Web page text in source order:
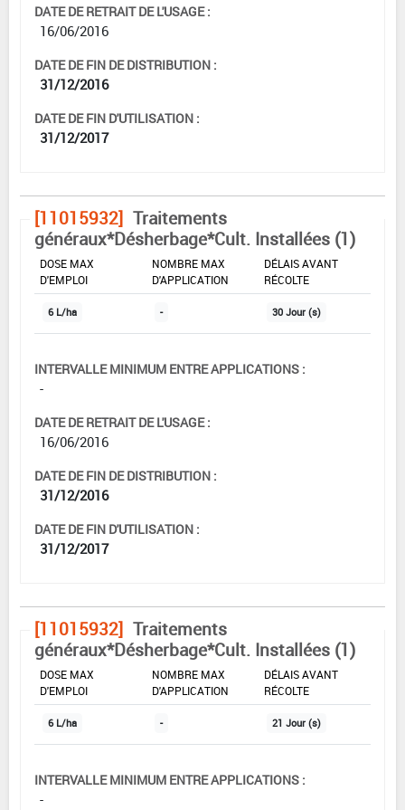
DATE DE RETRAIT DE L'USAGE :
16/06/2016
DATE DE FIN DE DISTRIBUTION :
31/12/2016
DATE DE FIN D'UTILISATION :
31/12/2017
[11015932] Traitements
généraux*Désherbage*Cult. Installées (1)
DOSE MAX
D'EMPLOI
NOMBRE MAX
D'APPLICATION
DÉLAIS AVANT
RÉCOLTE
6 L/ha - 30 Jour (s)
INTERVALLE MINIMUM ENTRE APPLICATIONS :
-
DATE DE RETRAIT DE L'USAGE :
16/06/2016
DATE DE FIN DE DISTRIBUTION :
31/12/2016
DATE DE FIN D'UTILISATION :
31/12/2017
[11015932] Traitements
généraux*Désherbage*Cult. Installées (1)
DOSE MAX
D'EMPLOI
NOMBRE MAX
D'APPLICATION
DÉLAIS AVANT
RÉCOLTE
6 L/ha - 21 Jour (s)
INTERVALLE MINIMUM ENTRE APPLICATIONS :
-